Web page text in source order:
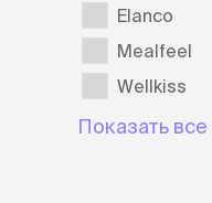
Elanco
Mealfeel
Wellkiss
Показать все